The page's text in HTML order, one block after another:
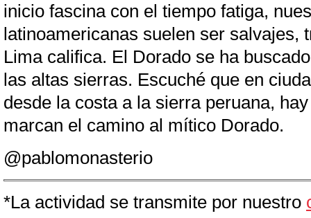
inicio fascina con el tiempo fatiga,
latinoamericanas suelen ser salvajes,
Lima califica. El Dorado se ha
las altas sierras. Escuché que en
desde la costa a la sierra peruana,
marcan el camino al mítico Dorado.
@pablomonasterio
*La actividad se transmite por nuestro